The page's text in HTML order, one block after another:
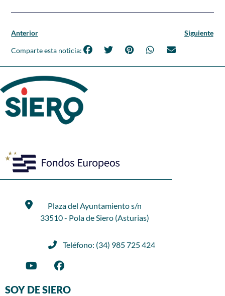
Anterior Siguiente
Comparte esta noticia:
Plaza del Ayuntamiento s/n
33510 - Pola de Siero (Asturias)
Teléfono: (34) 985 725 424
SOY DE SIERO